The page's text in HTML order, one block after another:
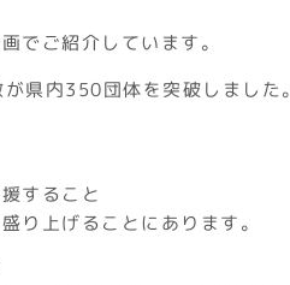
でご紹介しています。
県内350団体を突破しました。
すること
り上げることにあります。